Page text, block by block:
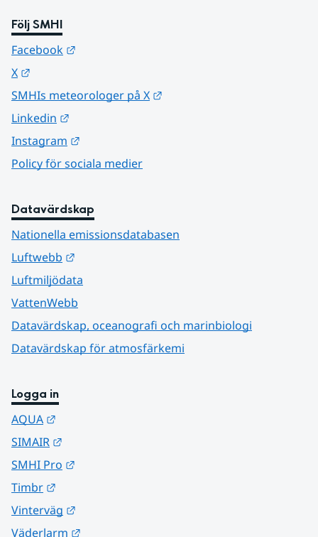
Följ SMHI
Facebook
X
SMHIs meteorologer på X
Linkedin
Instagram
Policy för sociala medier
Datavärdskap
Nationella emissionsdatabasen
Luftwebb
Luftmiljödata
VattenWebb
Datavärdskap, oceanografi och marinbiologi
Datavärdskap för atmosfärkemi
Logga in
AQUA
SIMAIR
SMHI Pro
Timbr
Vinterväg
Väderlarm